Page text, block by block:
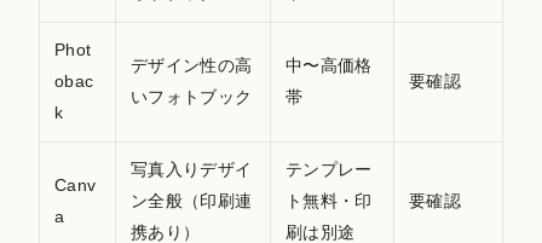
Phot
obac
k
デザイン性の高
いフォトブック
中〜高価格
帯
要確認
Canv
a
写真入りデザイ
ン全般（印刷連
携あり）
テンプレー
ト無料・印
刷は別途
要確認